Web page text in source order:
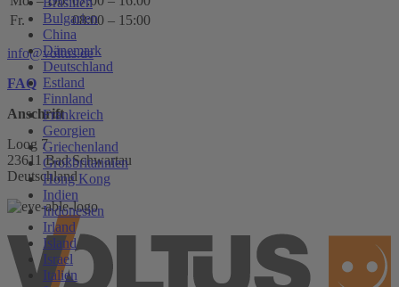
Bulgarien
China
Dänemark
Deutschland
Estland
Finnland
Frankreich
Georgien
Griechenland
Großbritannien
Hong Kong
Indien
Indonesien
Irland
Island
Israel
Italien
Fr.
08:00 – 15:00
info@voltus.de
FAQ
Anschrift
Loog 7
23611 Bad Schwartau
Deutschland